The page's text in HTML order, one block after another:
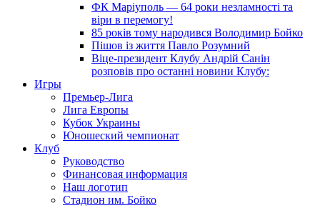
ФК Маріуполь — 64 роки незламності та
віри в перемогу!
85 років тому народився Володимир Бойко
Пішов із життя Павло Розумний
Віце-президент Клубу Андрій Санін
розповів про останні новини Клубу:
Игры
Премьер-Лига
Лига Европы
Кубок Украины
Юношеский чемпионат
Клуб
Руководство
Финансовая информация
Наш логотип
Стадион им. Бойко